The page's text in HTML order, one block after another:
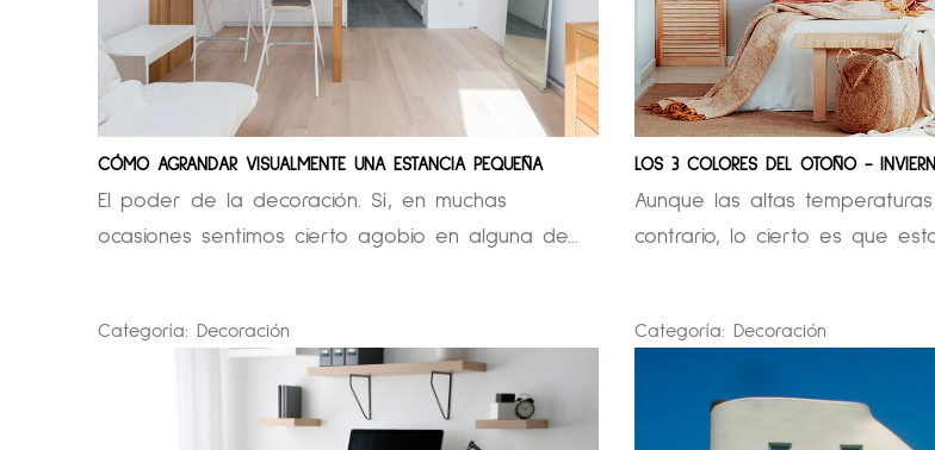
CÓMO AGRANDAR VISUALMENTE UNA ESTANCIA PEQUEÑA
El poder de la decoración. Sí, en muchas
ocasiones sentimos cierto agobio en alguna de...
LOS 3 COLORES DEL OTOÑO -
Aunque las altas
contrario, lo cierto es que
Categoría: Decoración Categoría: Decoración